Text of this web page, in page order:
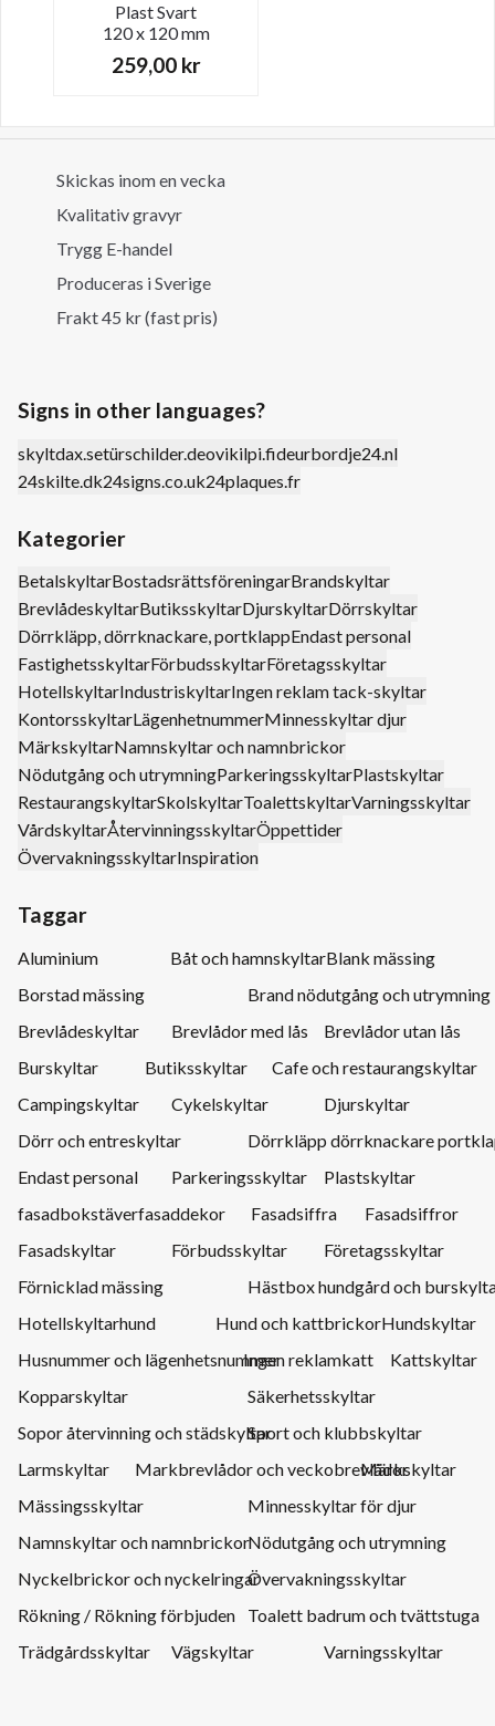
PlastSvart
120 x 120 mm
259,00 kr
Skickas inom en vecka
Kvalitativ gravyr
Trygg E-handel
Produceras i Sverige
Frakt 45 kr (fast pris)
Signs in other languages?
skyltdax.setürschilder.deovikilpi.fideurbordje24.nl
24skilte.dk24signs.co.uk24plaques.fr
Kategorier
BetalskyltarBostadsrättsföreningarBrandskyltar
BrevlådeskyltarButiksskyltarDjurskyltarDörrskyltar
Dörrkläpp, dörrknackare, portklappEndast personal
FastighetsskyltarFörbudsskyltarFöretagsskyltar
HotellskyltarIndustriskyltarIngen reklam tack-skyltar
KontorsskyltarLägenhetnummerMinnesskyltar djur
MärkskyltarNamnskyltar och namnbrickor
Nödutgång och utrymningParkeringsskyltarPlastskyltar
RestaurangskyltarSkolskyltarToalettskyltarVarningsskyltar
VårdskyltarÅtervinningsskyltarÖppettider
ÖvervakningsskyltarInspiration
Taggar
Aluminium Båt och hamnskyltarBlank mässing
Borstad mässing
Brand nödutgång och utrymning
Brevlådeskyltar
Brevlådor med lås
Brevlådor utan lås
Burskyltar
Butiksskyltar
Cafe och restaurangskyltar
Campingskyltar
Cykelskyltar
Djurskyltar
Dörr och entreskyltar
Dörrkläpp dörrknackare
Endast personal
Parkeringsskyltar
Plastskyltar
fasadbokstäverfasaddekor Fasadsiffra
Fasadsiffror
Fasadskyltar
Förbudsskyltar
Företagsskyltar
Förnicklad mässing
Hästbox hundgård och
Hotellskyltarhund Hund och kattbrickorHundskyltar
Husnummer och lägenhetsnummerIngen reklamkatt
Kattskyltar
Kopparskyltar
Säkerhetsskyltar
Sopor återvinning och städskyltarSport och klubbskyltar
Larmskyltar
Markbrevlådor och veckobrevlådorMärkskyltar
Mässingsskyltar
Minnesskyltar för djur
Namnskyltar och namnbrickorNödutgång och utrymning
Nyckelbrickor och nyckelringarÖvervakningsskyltar
Rökning / Rökning förbjuden
Toalett badrum och tvättstuga
Trädgårdsskyltar
Vägskyltar Varningsskyltar